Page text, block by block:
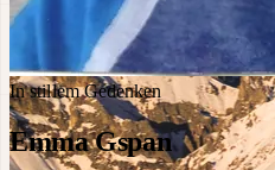
In stillem Gedenken
Emma Gspan